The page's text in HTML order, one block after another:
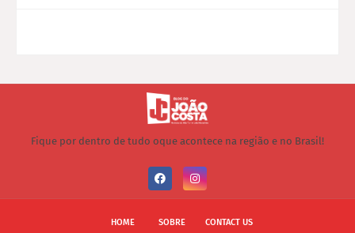
Fique por dentro de tudo oque acontece na região e no Brasil!
HOME SOBRE CONTACT US